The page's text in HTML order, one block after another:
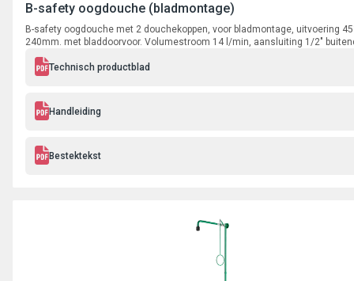
B-safety oogdouche (bladmontage)
B-safety oogdouche met 2 douchekoppen, voor bladmontage, uitvoering
240mm. met bladdoorvoor. Volumestroom 14 l/min, aansluiting 1/2"
Technisch productblad
Handleiding
Bestektekst